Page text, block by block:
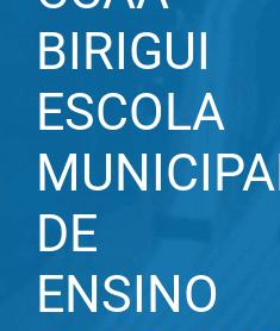
BIRIGUI
ESCOLA
DE
ENSINO